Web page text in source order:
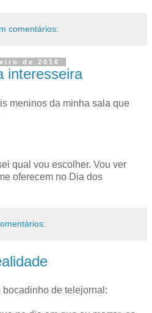
comentários:
de 2016
interesseira
meninos da minha sala que
qual vou escolher. Vou ver
oferecem no Dia dos
bocadinho de telejornal: